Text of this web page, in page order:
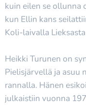
kuin eilen se ollunna
kun Ellin kans
Koli-laivalla
Heikki Turunen on
Pielisjärvellä ja asuu
rannalla. Hänen
julkaistiin vuonna